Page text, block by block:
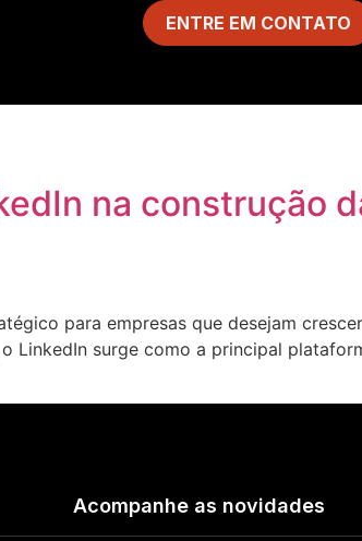
ENTRE EM CONTATO
na construção
para empresas que desejam
LinkedIn surge como a principal
Acompanhe as novidades